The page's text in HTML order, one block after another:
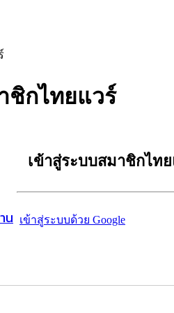
ชิกไทยแวร์
น
เข้าสู่ระบบสมาชิกไท
เข้าสู่ระบบด้วย Google